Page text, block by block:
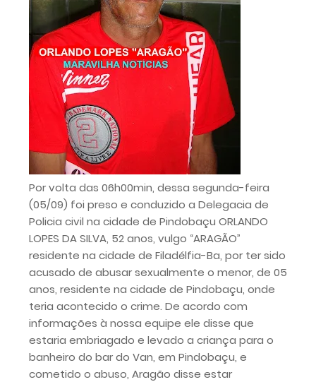
Por volta das 06h00min, dessa segunda-feira
(05/09) foi preso e conduzido a Delegacia de
Policia civil na cidade de Pindobaçu ORLANDO
LOPES DA SILVA, 52 anos, vulgo “ARAGÃO”
residente na cidade de Filadélfia-Ba, por ter sido
acusado de abusar sexualmente o menor, de 05
anos, residente na cidade de Pindobaçu, onde
teria acontecido o crime. De acordo com
informações à nossa equipe ele disse que
estaria embriagado e levado a criança para o
banheiro do bar do Van, em Pindobaçu, e
cometido o abuso, Aragão disse estar